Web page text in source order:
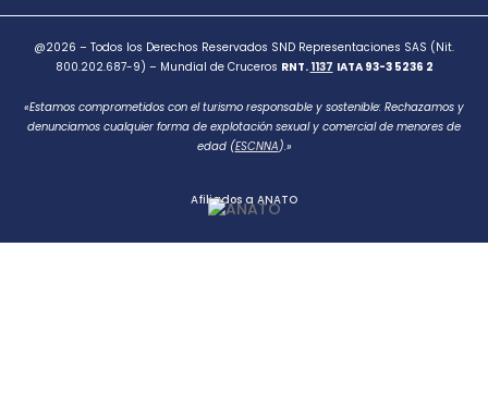
@2026 – Todos los Derechos Reservados SND Representaciones SAS (Nit.
800.202.687-9) – Mundial de Cruceros RNT. 1137 IATA 93-3 5236 2
«Estamos comprometidos con el turismo responsable y sostenible: Rechazamos y
denunciamos cualquier forma de explotación sexual y comercial de menores de
edad (ESCNNA).»
Afiliados a ANATO